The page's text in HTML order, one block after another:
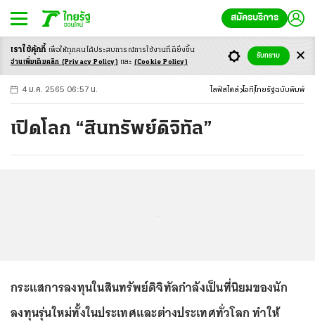
สมัครบริการ
-ก ก ก+
4 ม.ค. 2565 06:57 น. ไลฟ์สไตล์ ไอที ไทยรัฐฉบับพิมพ์
เปิดโลก “สินทรัพย์ดิจิทัล”
กระแสการลงทุนในสินทรัพย์ดิจิทัลกำลังเป็นที่นิยมของนัก
ลงทุนรุ่นใหม่ทั้งในประเทศและต่างประเทศทั่วโลก ทำให้
เราใช้คุ้กกี้ เพื่อให้ทุกคนได้ประสบการณ์การใช้งานที่ดียิ่งขึ้น
อ่านเพิ่มเติมคลิก (Privacy Policy) และ (Cookie Policy)
รับทราบ